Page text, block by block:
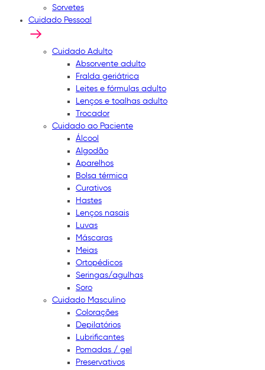
Sorvetes
Cuidado Pessoal
Cuidado Adulto
Absorvente adulto
Fralda geriátrica
Leites e fórmulas adulto
Lenços e toalhas adulto
Trocador
Cuidado ao Paciente
Álcool
Algodão
Aparelhos
Bolsa térmica
Curativos
Hastes
Lenços nasais
Luvas
Máscaras
Meias
Ortopédicos
Seringas/agulhas
Soro
Cuidado Masculino
Colorações
Depilatórios
Lubrificantes
Pomadas / gel
Preservativos